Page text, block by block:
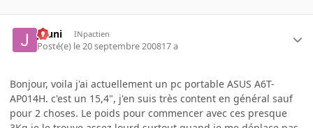
Juuni INpactien
Posté(e) le 20 septembre 200817 a
Bonjour, voila j'ai actuellement un pc portable ASUS A6T-
AP014H. c'est un 15,4", j'en suis très content en général sauf
pour 2 choses. Le poids pour commencer avec ces presque